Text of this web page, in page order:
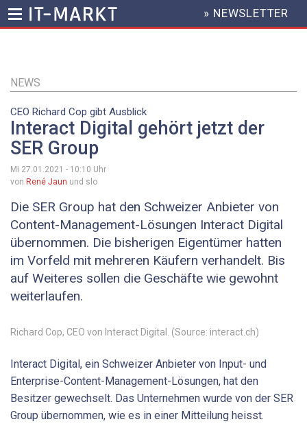
Inhalt
HEADER
MENU
» NEWSLETTER
NEWS
CEO Richard Cop gibt Ausblick
Interact Digital gehört jetzt der
SER Group
Mi 27.01.2021 - 10:10 Uhr
von René Jaun und slo
Die SER Group hat den Schweizer Anbieter von
Content-Management-Lösungen Interact Digital
übernommen. Die bisherigen Eigentümer hatten
im Vorfeld mit mehreren Käufern verhandelt. Bis
auf Weiteres sollen die Geschäfte wie gewohnt
weiterlaufen.
Richard Cop, CEO von Interact Digital. (Source: interact.ch)
Interact Digital, ein Schweizer Anbieter von Input- und
Enterprise-Content-Management-Lösungen, hat den
Besitzer gewechselt. Das Unternehmen wurde von der SER
Group übernommen, wie es in einer Mitteilung heisst.